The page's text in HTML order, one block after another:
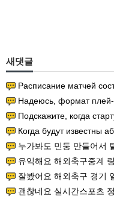
새댓글
Расписание матчей
Надеюсь, формат плей-офф
Подскажите, когда
Когда будут известны
누가봐도 민둥 만들어서 탈북하는것들이나 뭔가 쳐들
유익해요 해외축구중계 링크 찾기 쉬워서 자주
잘봤어요 해외축구 경기 일정 한눈에 보기 좋
괜찮네요 실시간스포츠 정보 확인하기 좋아요.